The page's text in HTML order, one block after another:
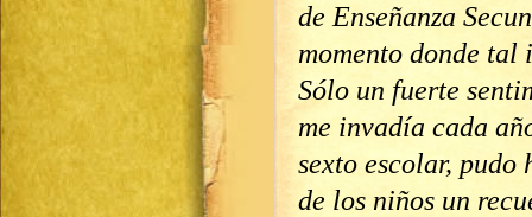
de Enseñanza
momento donde tal
Sólo un fuerte
me invadía cada
sexto escolar,
de los niños un